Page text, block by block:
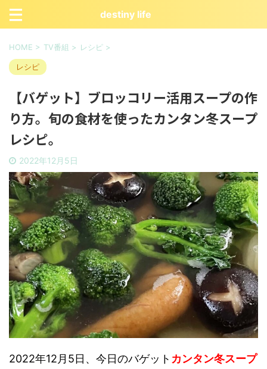
destiny life
HOME > TV番組 > レシピ >
レシピ
【バゲット】ブロッコリー活用スープの作
り方。旬の食材を使ったカンタン冬スープ
レシピ。
2022年12月5日
2022年12月5日、今日のバゲット カンタン冬スープ